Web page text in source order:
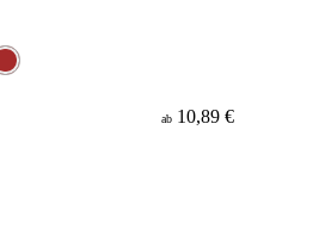
ab 10,89 €